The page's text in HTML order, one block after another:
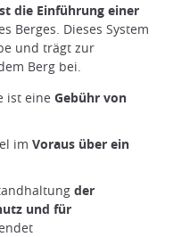
die Einführung einer
Berges. Dieses System
und trägt zur
Berg bei.
ist eine Gebühr von
im Voraus über ein
der
und für